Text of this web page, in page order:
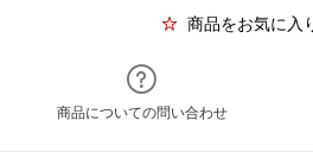
商品をお気に入
商品についての問い合わせ